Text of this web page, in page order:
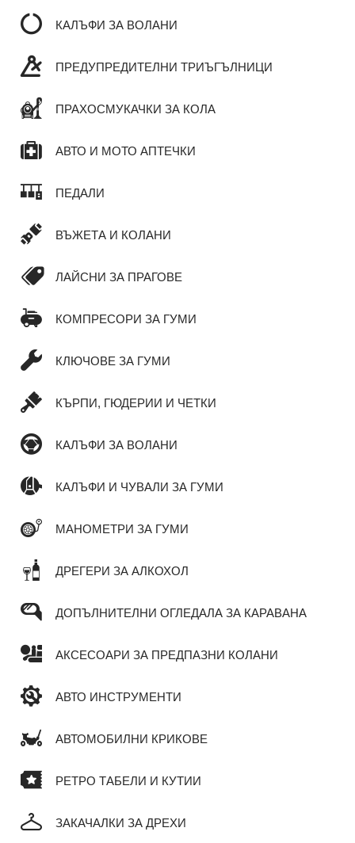
КАЛЪФИ ЗА ВОЛАНИ
ПРЕДУПРЕДИТЕЛНИ ТРИЪГЪЛНИЦИ
ПРАХОСМУКАЧКИ ЗА КОЛА
АВТО И МОТО АПТЕЧКИ
ПЕДАЛИ
ВЪЖЕТА И КОЛАНИ
ЛАЙСНИ ЗА ПРАГОВЕ
КОМПРЕСОРИ ЗА ГУМИ
КЛЮЧОВЕ ЗА ГУМИ
КЪРПИ, ГЮДЕРИИ И ЧЕТКИ
КАЛЪФИ ЗА ВОЛАНИ
КАЛЪФИ И ЧУВАЛИ ЗА ГУМИ
МАНОМЕТРИ ЗА ГУМИ
ДРЕГЕРИ ЗА АЛКОХОЛ
ДОПЪЛНИТЕЛНИ ОГЛЕДАЛА ЗА КАРАВАНА
АКСЕСОАРИ ЗА ПРЕДПАЗНИ КОЛАНИ
АВТО ИНСТРУМЕНТИ
АВТОМОБИЛНИ КРИКОВЕ
РЕТРО ТАБЕЛИ И КУТИИ
ЗАКАЧАЛКИ ЗА ДРЕХИ